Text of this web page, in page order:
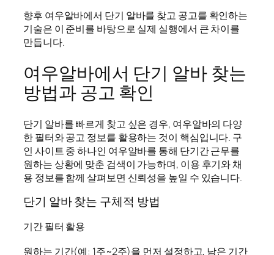
향후 여우알바에서 단기 알바를 찾고 공고를 확인하는
기술은 이 준비를 바탕으로 실제 실행에서 큰 차이를
만듭니다.
여우알바에서 단기 알바 찾는
방법과 공고 확인
단기 알바를 빠르게 찾고 싶은 경우, 여우알바의 다양
한 필터와 공고 정보를 활용하는 것이 핵심입니다. 구
인 사이트 중 하나인 여우알바를 통해 단기간 근무를
원하는 상황에 맞춘 검색이 가능하며, 이용 후기와 채
용 정보를 함께 살펴보면 신뢰성을 높일 수 있습니다.
단기 알바 찾는 구체적 방법
기간 필터 활용
원하는 기간(예: 1주~2주)을 먼저 설정하고, 남은 기간